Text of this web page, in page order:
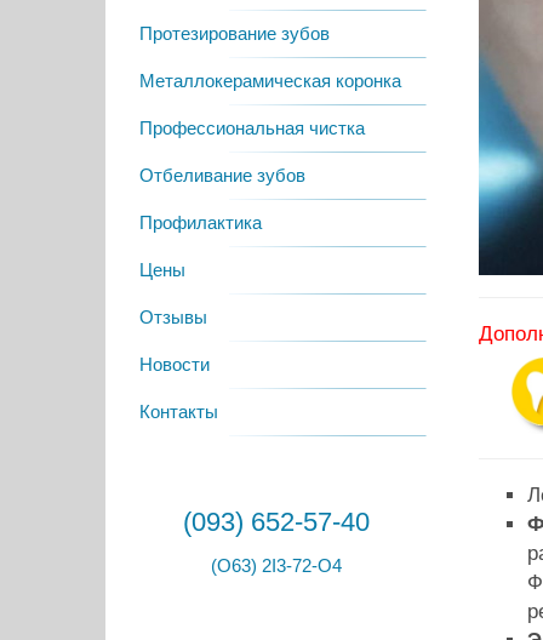
Протезирование зубов
Металлокерамическая коронка
Профессиональная чистка
Отбеливание зубов
Профилактика
Цены
Отзывы
Новости
Контакты
(093) 652-57-40
(O63) 2I3-72-O4